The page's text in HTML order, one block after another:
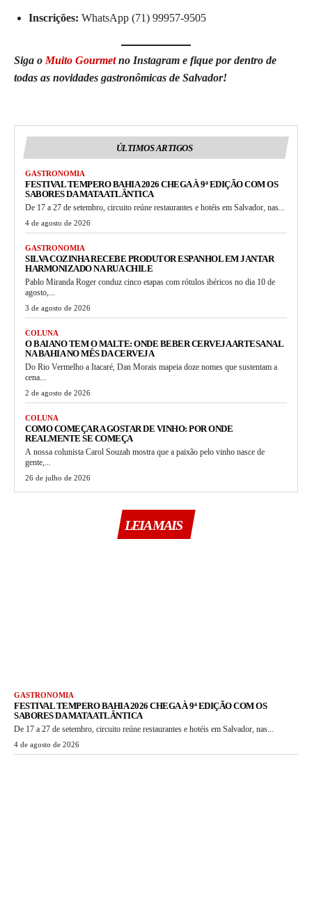
Inscrições: WhatsApp (71) 99957-9505
Siga o Muito Gourmetno Instagram e fique por dentro de
todas as novidades gastronômicas de Salvador!
ÚLTIMOS ARTIGOS
GASTRONOMIA
FESTIVAL TEMPERO BAHIA 2026 CHEGA À 9ª EDIÇÃO COM OS
SABORES DA MATA ATLÂNTICA
De 17 a 27 de setembro, circuito reúne restaurantes e hotéis em Salvador, nas...
4 de agosto de 2026
GASTRONOMIA
SILVA COZINHA RECEBE PRODUTOR ESPANHOL EM JANTAR
HARMONIZADO NA RUA CHILE
Pablo Miranda Roger conduz cinco etapas com rótulos ibéricos no dia 10 de
agosto,...
3 de agosto de 2026
COLUNA
O BAIANO TEM O MALTE: ONDE BEBER CERVEJA ARTESANAL
NA BAHIA NO MÊS DA CERVEJA
Do Rio Vermelho a Itacaré, Dan Morais mapeia doze nomes que sustentam a
cena...
2 de agosto de 2026
COLUNA
COMO COMEÇAR A GOSTAR DE VINHO: POR ONDE
REALMENTE SE COMEÇA
A nossa colunista Carol Souzah mostra que a paixão pelo vinho nasce de
gente,...
26 de julho de 2026
LEIA MAIS
GASTRONOMIA
FESTIVAL TEMPERO BAHIA 2026 CHEGA À 9ª EDIÇÃO COM OS
SABORES DA MATA ATLÂNTICA
De 17 a 27 de setembro, circuito reúne restaurantes e hotéis em Salvador, nas...
4 de agosto de 2026